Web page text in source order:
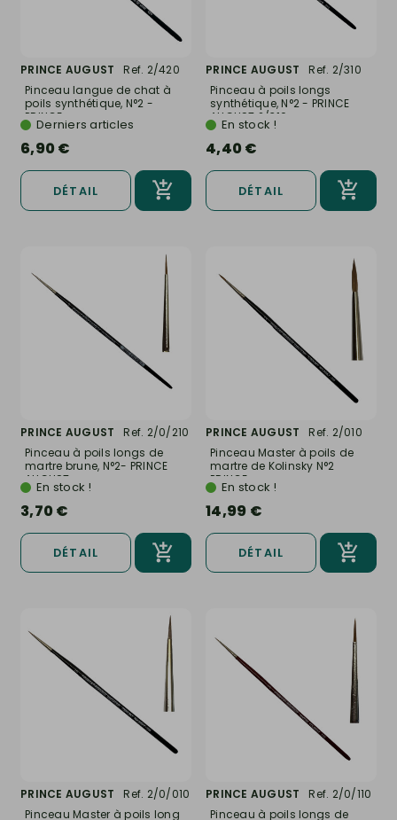
PRINCE AUGUST
Ref. 2/420
Pinceau langue de chat à
poils synthétique, N°2 -
PRINCE...
Derniers articles
6,90 €
DÉTAIL
PRINCE AUGUST
Ref. 2/310
Pinceau à poils longs
synthétique, N°2 - PRINCE
AUGUST 2/310
En stock !
4,40 €
DÉTAIL
PRINCE AUGUST
Ref. 2/0/210
Pinceau à poils longs de
martre brune, N°2- PRINCE
AUGUST...
En stock !
3,70 €
DÉTAIL
PRINCE AUGUST
Ref. 2/010
Pinceau Master à poils de
martre de Kolinsky N°2
PRINCE...
En stock !
14,99 €
DÉTAIL
PRINCE AUGUST
Ref. 2/0/010
Pinceau Master à poils long
PRINCE AUGUST
Ref. 2/0/110
Pinceau à poils longs de